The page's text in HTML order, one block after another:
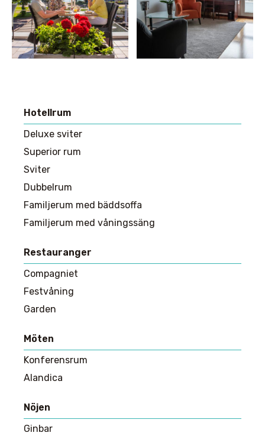
Huvudmeny
Hotellrum
Deluxe sviter
Superior rum
Sviter
Dubbelrum
Familjerum med bäddsoffa
Familjerum med våningssäng
Restauranger
Compagniet
Festvåning
Garden
Möten
Konferensrum
Alandica
Nöjen
Ginbar